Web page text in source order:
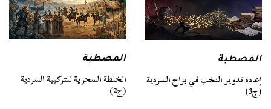
المصطبة
إعادة تدوير النخب في براح السردية
(ج3)
المصطبة
الخلطة السحرية للتركيبة السردية
(ج2)